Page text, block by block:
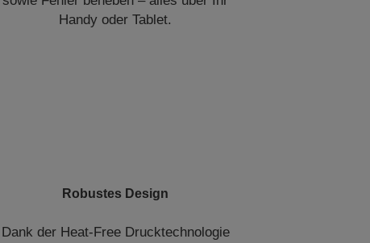
Handy oder Tablet.
Robustes Design
Dank der Heat-Free Drucktechnologie